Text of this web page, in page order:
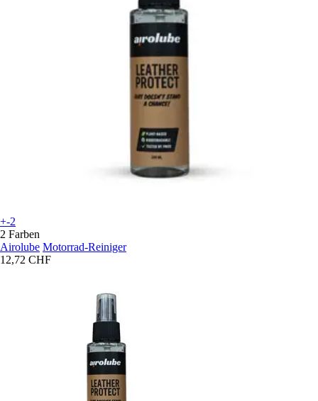
+-2
2 Farben
Airolube Motorrad-Reiniger
12,72 CHF